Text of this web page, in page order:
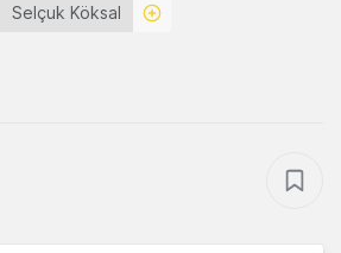
Selçuk Köksal